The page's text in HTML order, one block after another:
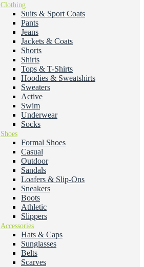
Clothing
Suits & Sport Coats
Pants
Jeans
Jackets & Coats
Shorts
Shirts
Tops & T-Shirts
Hoodies & Sweatshirts
Sweaters
Active
Swim
Underwear
Socks
Shoes
Formal Shoes
Casual
Outdoor
Sandals
Loafers & Slip-Ons
Sneakers
Boots
Athletic
Slippers
Accessories
Hats & Caps
Sunglasses
Belts
Scarves